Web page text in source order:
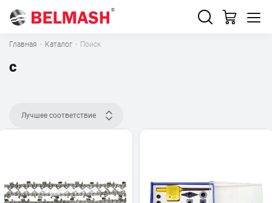
Главная · Каталог · Поиск
c
Лучшее соответствие